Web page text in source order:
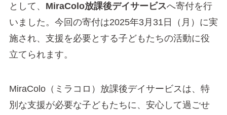
として、 MiraColo放課後デイサービスへ寄付を行
いました。今回の寄付は2025年3月31日（月）に実
施され、支援を必要とする子どもたちの活動に役
立てられます。
MiraColo（ミラコロ）放課後デイサービスは、特
別な支援が必要な子どもたちに、安心して過ごせ